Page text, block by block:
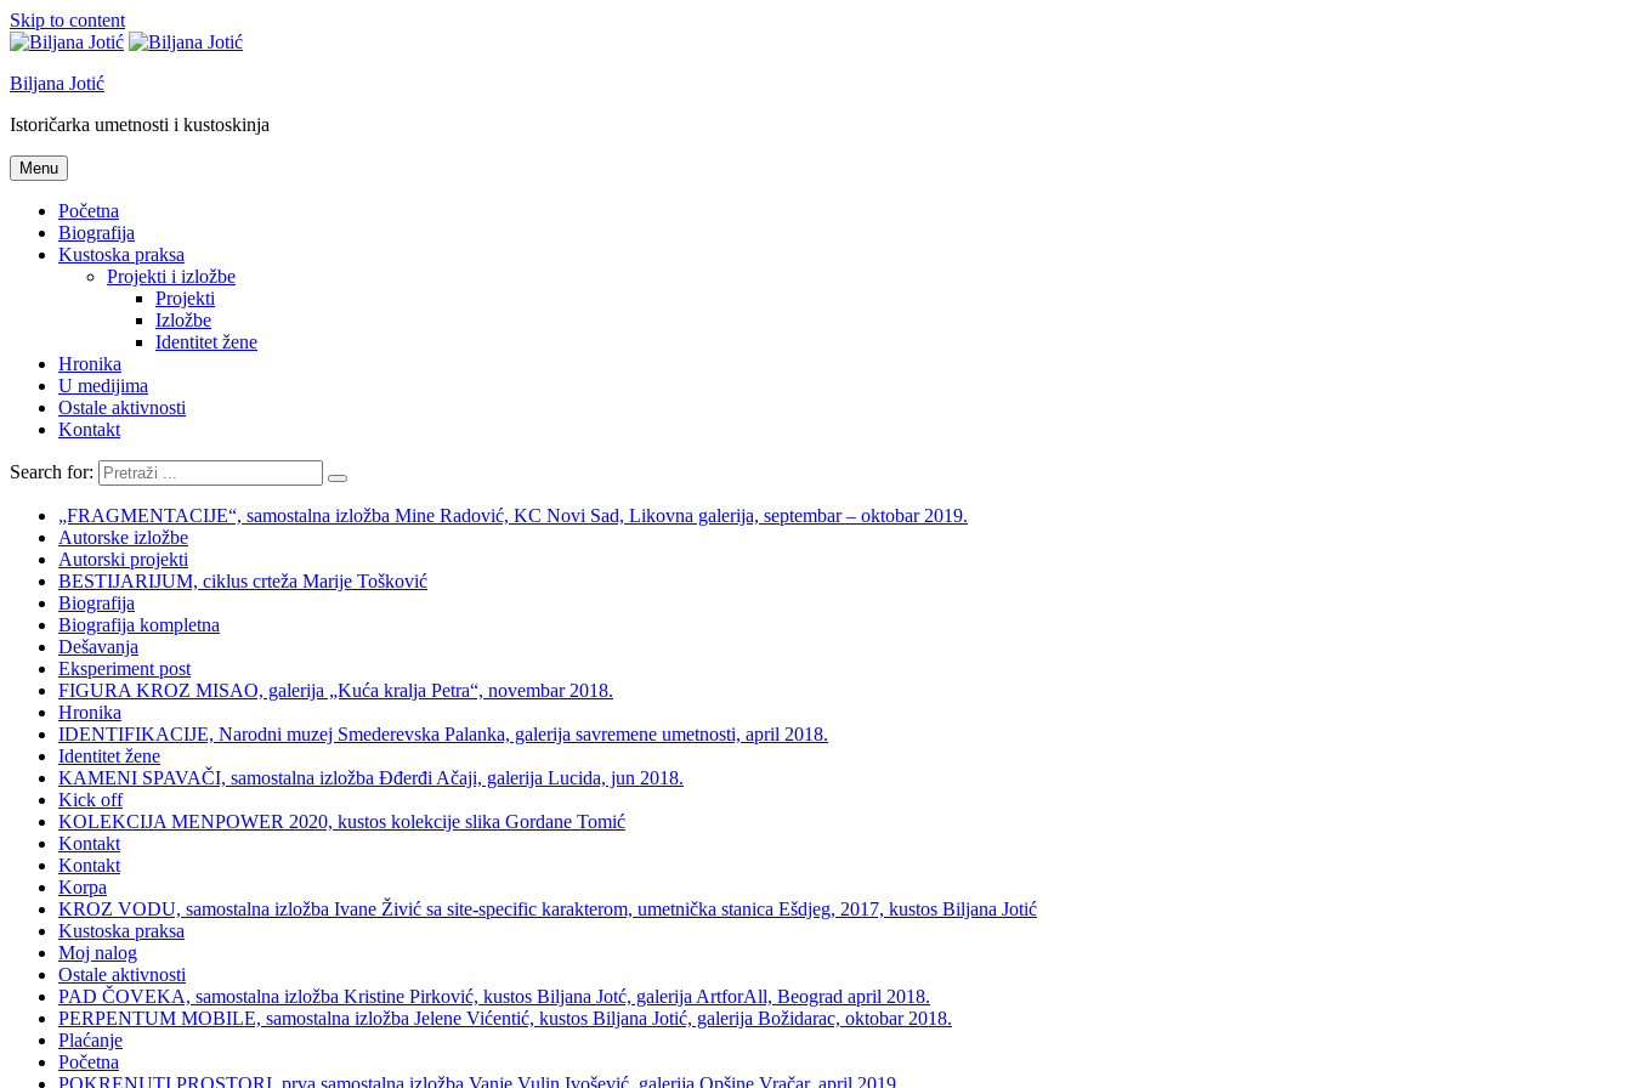
Skip to content
Biljana Jotić
Istoričarka umetnosti i kustoskinja
Menu
Početna
Biografija
Kustoska praksa
Projekti i izložbe
Projekti
Izložbe
Identitet žene
Hronika
U medijima
Ostale aktivnosti
Kontakt
Search for:
„FRAGMENTACIJE“, samostalna izložba Mine Radović, KC Novi Sad, Likovna galerija, septembar – oktobar 2019.
Autorske izložbe
Autorski projekti
BESTIJARIJUM, ciklus crteža Marije Tošković
Biografija
Biografija kompletna
Dešavanja
Eksperiment post
FIGURA KROZ MISAO, galerija „Kuća kralja Petra“, novembar 2018.
Hronika
IDENTIFIKACIJE, Narodni muzej Smederevska Palanka, galerija savremene umetnosti, april 2018.
Identitet žene
KAMENI SPAVAČI, samostalna izložba Đđerđi Ačaji, galerija Lucida, jun 2018.
Kick off
KOLEKCIJA MENPOWER 2020, kustos kolekcije slika Gordane Tomić
Kontakt
Kontakt
Korpa
KROZ VODU, samostalna izložba Ivane Živić sa site-specific karakterom, umetnička stanica Ešdjeg, 2017, kustos Biljana Jotić
Kustoska praksa
Moj nalog
Ostale aktivnosti
PAD ČOVEKA, samostalna izložba Kristine Pirković, kustos Biljana Jotć, galerija ArtforAll, Beograd april 2018.
PERPENTUM MOBILE, samostalna izložba Jelene Vićentić, kustos Biljana Jotić, galerija Božidarac, oktobar 2018.
Plaćanje
Početna
POKRENUTI PROSTORI, prva samostalna izložba Vanje Vulin Ivošević, galerija Opšine Vračar, april 2019.